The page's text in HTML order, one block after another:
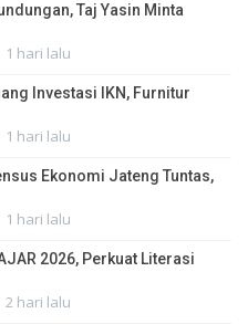
Taj Yasin Minta
1 hari lalu
Investasi IKN, Furnitur
1 hari lalu
Ekonomi Jateng Tuntas,
1 hari lalu
2026, Perkuat Literasi
2 hari lalu